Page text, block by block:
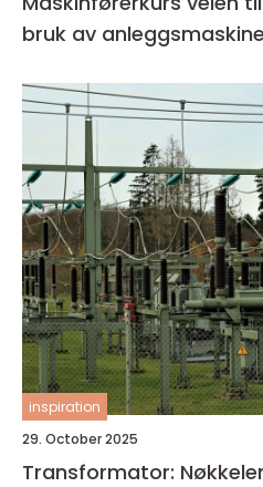
bruk av
inspiration
29. October 2025
Transformator: